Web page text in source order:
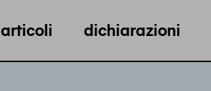
articoli dichiarazioni